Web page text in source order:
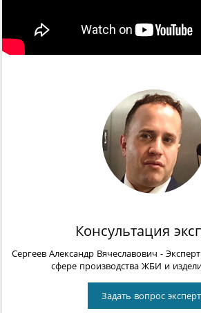
Консультация
Сергеев Александр Вячеславович -
сфере производства ЖБИ и
Задать вопрос